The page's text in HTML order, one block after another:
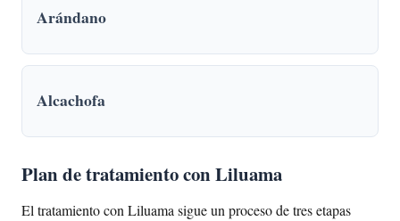
Arándano
Alcachofa
Plan de tratamiento con Liluama
El tratamiento con Liluama sigue un proceso de tres etapas